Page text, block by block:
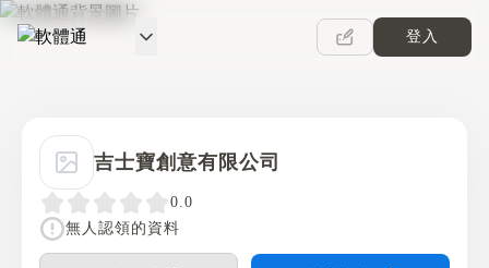
軟體通
登入
吉士寶創意有限公司
0.0
無人認領的資料